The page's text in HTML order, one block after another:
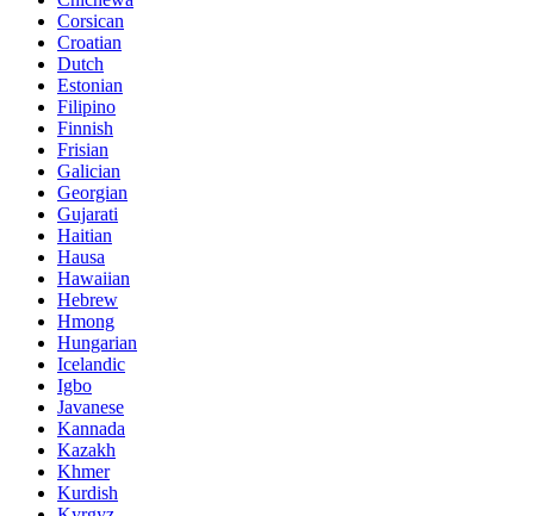
Corsican
Croatian
Dutch
Estonian
Filipino
Finnish
Frisian
Galician
Georgian
Gujarati
Haitian
Hausa
Hawaiian
Hebrew
Hmong
Hungarian
Icelandic
Igbo
Javanese
Kannada
Kazakh
Khmer
Kurdish